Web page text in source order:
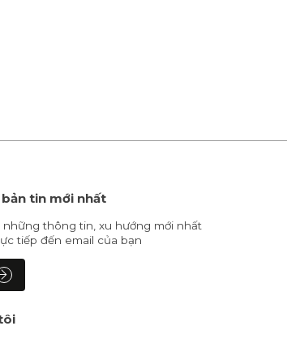
tin mới nhất
thông tin, xu hướng mới nhất
tiếp đến email của bạn